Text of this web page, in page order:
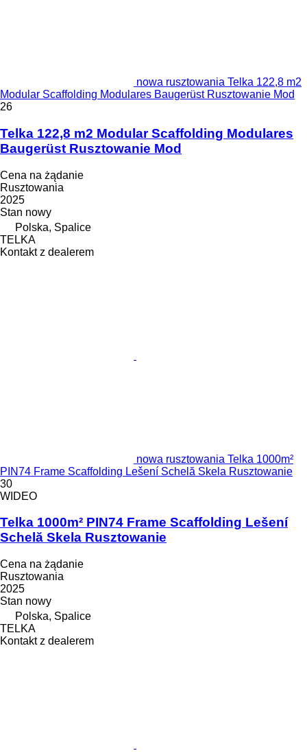
nowa rusztowania Telka 122,8 m2
Modular Scaffolding Modulares Baugerüst Rusztowanie Mod
26
Telka 122,8 m2 Modular Scaffolding Modulares
Baugerüst Rusztowanie Mod
Cena na żądanie
Rusztowania
2025
Stan nowy
Polska, Spalice
TELKA
Kontakt z dealerem
nowa rusztowania Telka 1000m²
PIN74 Frame Scaffolding Lešení Schelă Skela Rusztowanie
30
WIDEO
Telka 1000m² PIN74 Frame Scaffolding Lešení
Schelă Skela Rusztowanie
Cena na żądanie
Rusztowania
2025
Stan nowy
Polska, Spalice
TELKA
Kontakt z dealerem